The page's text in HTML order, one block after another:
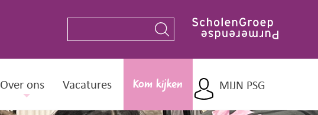
Over ons Vacatures Kom kijken MIJN PSG